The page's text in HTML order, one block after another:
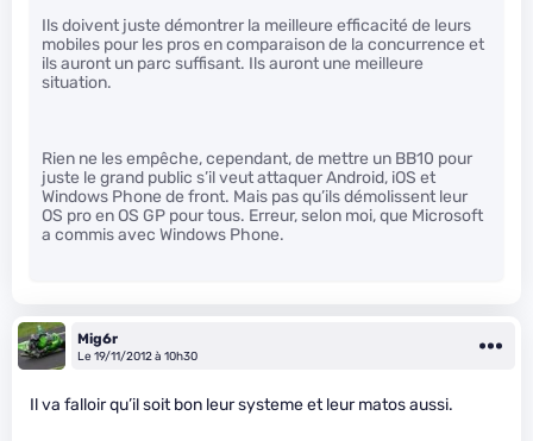
Ils doivent juste démontrer la meilleure efficacité de leurs
mobiles pour les pros en comparaison de la concurrence et
ils auront un parc suffisant. Ils auront une meilleure
situation.
Rien ne les empêche, cependant, de mettre un BB10 pour
juste le grand public s’il veut attaquer Android, iOS et
Windows Phone de front. Mais pas qu’ils démolissent leur
OS pro en OS GP pour tous. Erreur, selon moi, que Microsoft
a commis avec Windows Phone.
Mig6r
Le 19/11/2012 à 10h30
Il va falloir qu’il soit bon leur systeme et leur matos aussi.